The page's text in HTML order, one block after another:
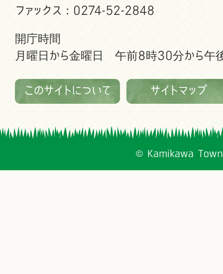
ファックス：0274-52-2848
開庁時間
月曜日から金曜日 午前8時30分から午
このサイトについて サイトマップ
© Kamikawa Town